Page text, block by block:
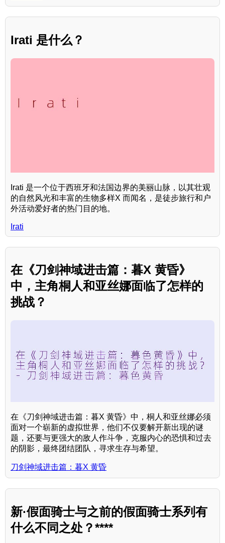
Irati 是什么？
Irati 是一个位于西班牙和法国边界的美丽山脉，以其壮观
的自然风光和丰富的生物多样X 而闻名，是徒步旅行和户
外活动爱好者的热门目的地。
Irati
在《刀剑神域进击篇：暮X 黄昏》
中，主角桐人和亚丝娜面临了怎样的
挑战？
在《刀剑神域进击篇：暮X 黄昏》中，桐人和亚丝娜必须
面对一个崭新的虚拟世界，他们不仅要解开新出现的谜
题，还要与更强大的敌人作斗争，克服内心的恐惧和过去
的阴影，最终团结团队，寻求生存与希望。
刀剑神域进击篇：暮X 黄昏
新·假面骑士与之前的假面骑士系列有
什么不同之处？****